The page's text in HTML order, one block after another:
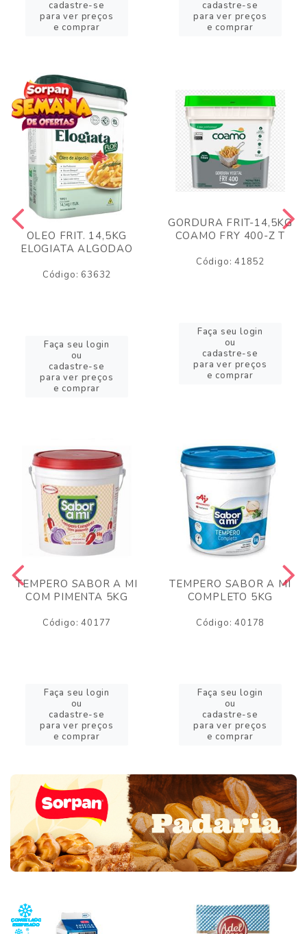
cadastre-se
para ver preços
e comprar
cadastre-se
para ver preços
e comprar
OLEO FRIT. 14,5KG
ELOGIATA ALGODAO
Código: 63632
Faça seu login
ou
cadastre-se
para ver preços
e comprar
GORDURA FRIT-14,5KG
COAMO FRY 400-Z T
Código: 41852
Faça seu login
ou
cadastre-se
para ver preços
e comprar
TEMPERO SABOR A MI
COM PIMENTA 5KG
Código: 40177
Faça seu login
ou
cadastre-se
para ver preços
e comprar
TEMPERO SABOR A MI
COMPLETO 5KG
Código: 40178
Faça seu login
ou
cadastre-se
para ver preços
e comprar